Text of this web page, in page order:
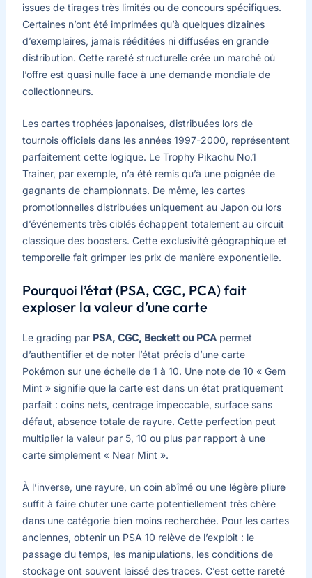
issues de tirages très limités ou de concours spécifiques.
Certaines n’ont été imprimées qu’à quelques dizaines
d’exemplaires, jamais rééditées ni diffusées en grande
distribution. Cette rareté structurelle crée un marché où
l’offre est quasi nulle face à une demande mondiale de
collectionneurs.
Les cartes trophées japonaises, distribuées lors de
tournois officiels dans les années 1997-2000, représentent
parfaitement cette logique. Le Trophy Pikachu No.1
Trainer, par exemple, n’a été remis qu’à une poignée de
gagnants de championnats. De même, les cartes
promotionnelles distribuées uniquement au Japon ou lors
d’événements très ciblés échappent totalement au circuit
classique des boosters. Cette exclusivité géographique et
temporelle fait grimper les prix de manière exponentielle.
Pourquoi l’état (PSA, CGC, PCA) fait
exploser la valeur d’une carte
Le grading par PSA, CGC, Beckett ou PCApermet
d’authentifier et de noter l’état précis d’une carte
Pokémon sur une échelle de 1 à 10. Une note de 10 « Gem
Mint » signifie que la carte est dans un état pratiquement
parfait : coins nets, centrage impeccable, surface sans
défaut, absence totale de rayure. Cette perfection peut
multiplier la valeur par 5, 10 ou plus par rapport à une
carte simplement « Near Mint ».
À l’inverse, une rayure, un coin abîmé ou une légère pliure
suffit à faire chuter une carte potentiellement très chère
dans une catégorie bien moins recherchée. Pour les cartes
anciennes, obtenir un PSA 10 relève de l’exploit : le
passage du temps, les manipulations, les conditions de
stockage ont souvent laissé des traces. C’est cette rareté